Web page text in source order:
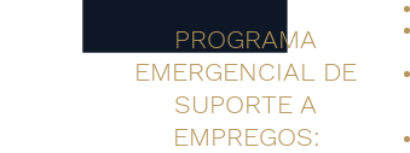
PROGRAMA
EMERGENCIAL DE
SUPORTE A
EMPREGOS: